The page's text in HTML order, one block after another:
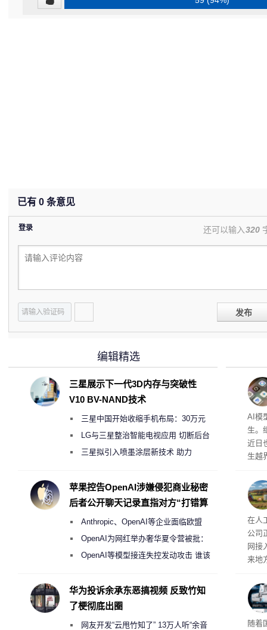
已有 0 条意见
登录 还可以输入320
发布
公
AI模
生。
近日
生越
在人
公司
网接
来地
价
0英
当
斯顿
传
随着
编辑精选
三星展示下一代3D内存与突破性
V10 BV-NAND技术
三星中国开始收缩手机布局：30万元
月销售额不达标门店 将被逐步清退
LG与三星整治智能电视应用 切断后台
偷偷共享带宽的违规行为
三星拟引入喷墨涂层新技术 助力
度
苹果控告OpenAI涉嫌侵犯商业秘密
后者公开聊天记录直指对方“打错算
Anthropic、OpenAI等企业面临欧盟
《人工智能法案》全新执法权限审查
OpenAI为网红举办奢华夏令营被批：
2000美元一晚 遭讽“反乌托邦”
OpenAI等模型接连失控发动攻击 谁该
华为投诉余承东恶搞视频 反致竹知
了梗彻底出圈
网友开发“云甩竹知了” 13万人听“余音